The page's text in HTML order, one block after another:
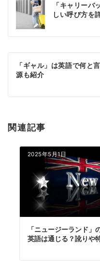
ン
「キャリーバ
しい呼び方を
「ギャル」は英語で何と
源も紹介
関連記事
2025年5月1日
「ニュージーランド」
英語は通じる？訛りや